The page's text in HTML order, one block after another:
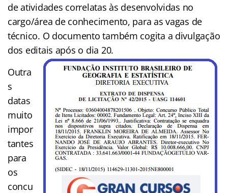
de atividades correlatas às desenvolvidas no
cargo/área de conhecimento, para as vagas de
técnico. O documento também cogita a divulgação
dos editais após o dia 20.
Outra
s
datas
muito
impor
tantes
para
os
concu